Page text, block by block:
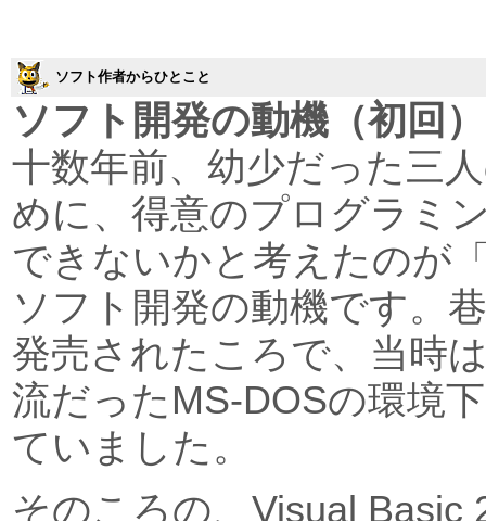
ソフト作者からひとこと
ソフト開発の動機（初回）
十数年前、幼少だった三
めに、得意のプログラミ
できないかと考えたのが
ソフト開発の動機です。
発売されたころで、当時
流だったMS-DOSの環境
ていました。
そのころの、Visual Basic